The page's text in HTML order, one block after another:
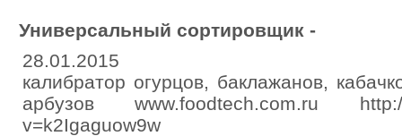
Универсальный сортировщик -
28.01.2015
калибратор огурцов, баклажанов,
арбузов www.foodtech.com.ru http://
v=k2Igaguow9w